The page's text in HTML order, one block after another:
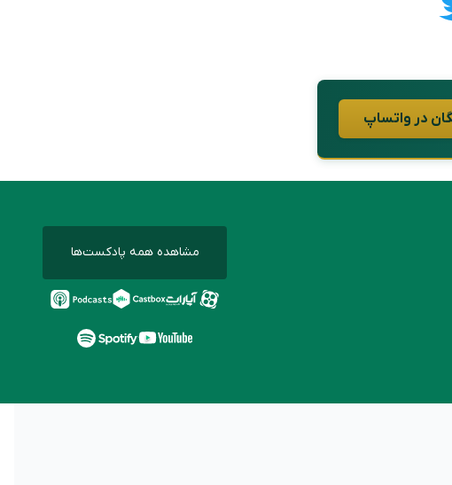
مشاهده همه پادکست‌ها